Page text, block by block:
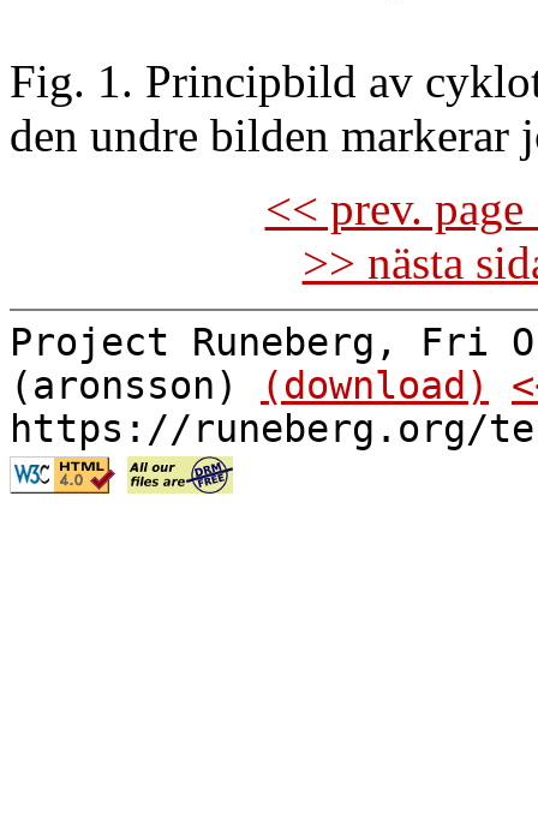
Fig. 1. Principbild av
den undre bilden markerar
<< prev.
>> nästa
Project Runeberg, Fri
(aronsson)
(download)
https://runeberg.org/